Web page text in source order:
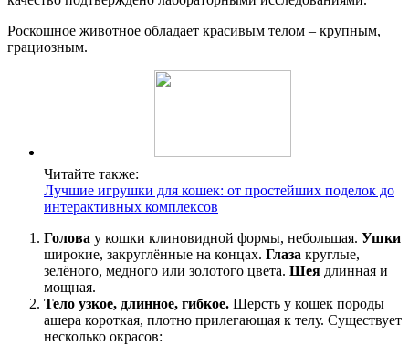
Роскошное животное обладает красивым телом – крупным,
грациозным.
Читайте также:
Лучшие игрушки для кошек: от простейших поделок до
интерактивных комплексов
Голова у кошки клиновидной формы, небольшая. Ушки
широкие, закруглённые на концах. Глаза круглые,
зелёного, медного или золотого цвета. Шея длинная и
мощная.
Тело узкое, длинное, гибкое. Шерсть у кошек породы
ашера короткая, плотно прилегающая к телу. Существует
несколько окрасов: